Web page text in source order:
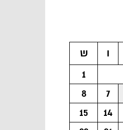
ו
ש
1
7
8
14
15